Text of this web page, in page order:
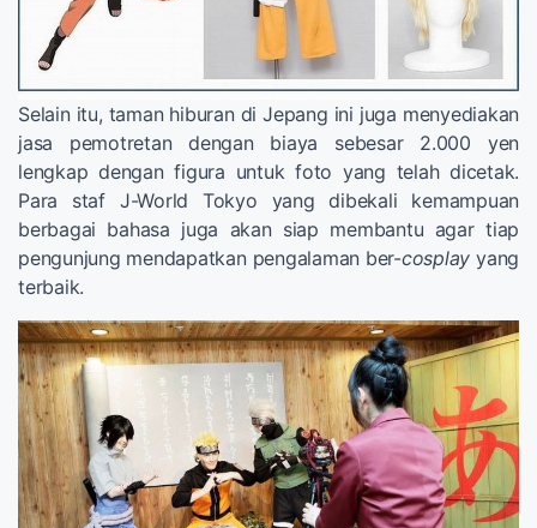
Selain itu, taman hiburan di Jepang ini juga menyediakan
jasa pemotretan dengan biaya sebesar 2.000 yen
lengkap dengan figura untuk foto yang telah dicetak.
Para staf J-World Tokyo yang dibekali kemampuan
berbagai bahasa juga akan siap membantu agar tiap
pengunjung mendapatkan pengalaman ber-cosplay yang
terbaik.